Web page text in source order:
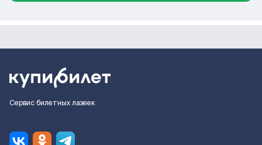
Сервис билетных лазеек